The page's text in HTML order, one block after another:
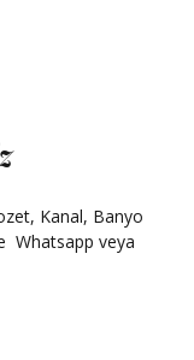
Kanal, Banyo
Whatsapp veya